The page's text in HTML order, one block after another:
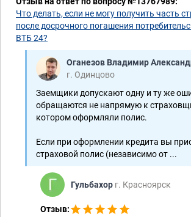
Что делать, если не могу получить часть
после досрочного погашения
ВТБ 24?
Оганезов Владимир
г. Одинцово
Заемщики допускают одну и ту же
обращаются не напрямую к
котором оформляли полис.
Если при оформлении кредита вы
страховой полис (независимо от ...
Гульбахор г. Красноярск
Отзыв: